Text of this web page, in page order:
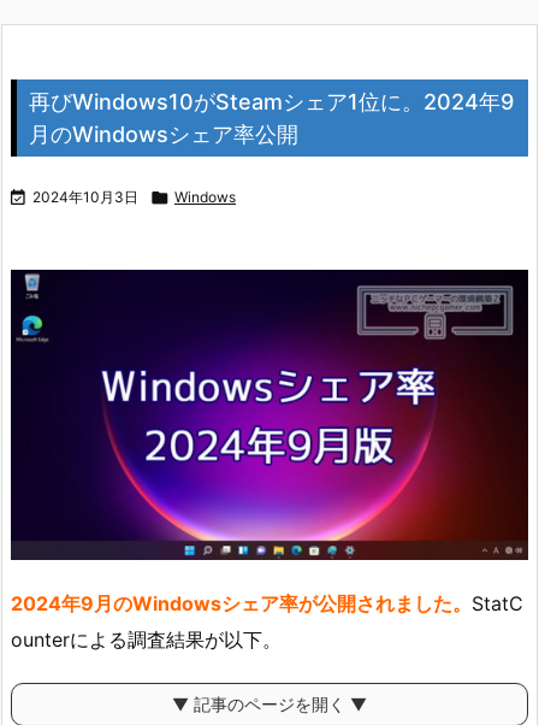
再びWindows10がSteamシェア1位に。2024年9
月のWindowsシェア率公開
 2024年10月3日  Windows
2024年9月のWindowsシェア率が公開されました。 StatC
ounterによる調査結果が以下。
▼ 記事のページを開く ▼